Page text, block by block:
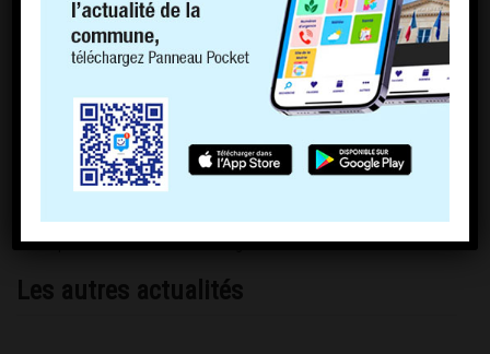
Arrêté préfectoral du 23 mai 2023 agent EIRAD Démoustication
Les autres actualités